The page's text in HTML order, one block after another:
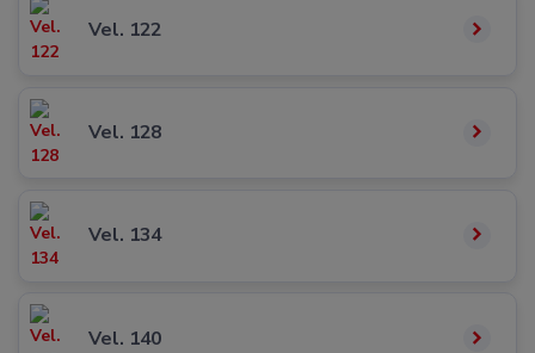
Vel. 122
Vel. 128
Vel. 134
Vel. 140